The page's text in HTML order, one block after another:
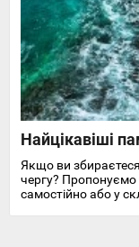
Найцікавіші
Якщо ви
чергу? Пропонуємо
самостійно або у